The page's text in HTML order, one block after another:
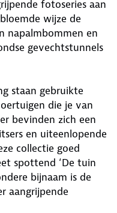
fotoseries aan
wijze de
napalmbommen en
gevechtstunnels
staan gebruikte
die je van
bevinden zich een
en uiteenlopende
collectie goed
spottend ‘De tuin
bijnaam is de
aangrijpende